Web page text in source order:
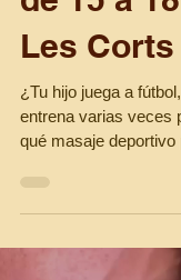
relajateenlacreme
Masaje
de 15 a
Les